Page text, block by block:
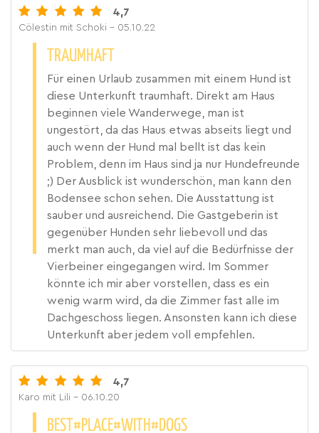
4,7
Cölestin mit Schoki - 05.10.22
TRAUMHAFT
Für einen Urlaub zusammen mit einem Hund ist
diese Unterkunft traumhaft. Direkt am Haus
beginnen viele Wanderwege, man ist
ungestört, da das Haus etwas abseits liegt und
auch wenn der Hund mal bellt ist das kein
Problem, denn im Haus sind ja nur Hundefreunde
;) Der Ausblick ist wunderschön, man kann den
Bodensee schon sehen. Die Ausstattung ist
sauber und ausreichend. Die Gastgeberin ist
gegenüber Hunden sehr liebevoll und das
merkt man auch, da viel auf die Bedürfnisse der
Vierbeiner eingegangen wird. Im Sommer
könnte ich mir aber vorstellen, dass es ein
wenig warm wird, da die Zimmer fast alle im
Dachgeschoss liegen. Ansonsten kann ich diese
Unterkunft aber jedem voll empfehlen.
4,7
Karo mit Lili - 06.10.20
BEST#PLACE#WITH#DOGS